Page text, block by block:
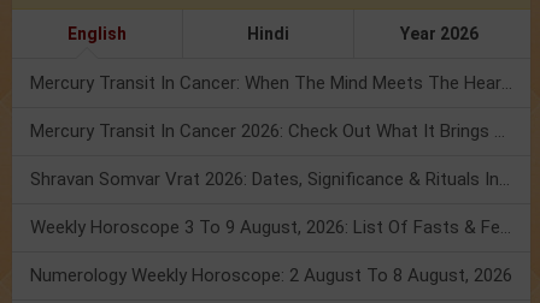
English Hindi Year 2026
Mercury Transit In Cancer: When The Mind Meets The Heart!
Mercury Transit In Cancer 2026: Check Out What It Brings For You
Shravan Somvar Vrat 2026: Dates, Significance & Rituals In August
Weekly Horoscope 3 To 9 August, 2026: List Of Fasts & Festivals
Numerology Weekly Horoscope: 2 August To 8 August, 2026